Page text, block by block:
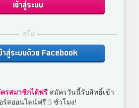
เข้าสู่ระบบ
หรือ
าสู่ระบบด้วย Facebook
รสมาชิกได้ฟรี สมัครวันนี้รับสิทธิ์เข้า
ร์สออนไลน์ฟรี 5 ชั่วโมง!